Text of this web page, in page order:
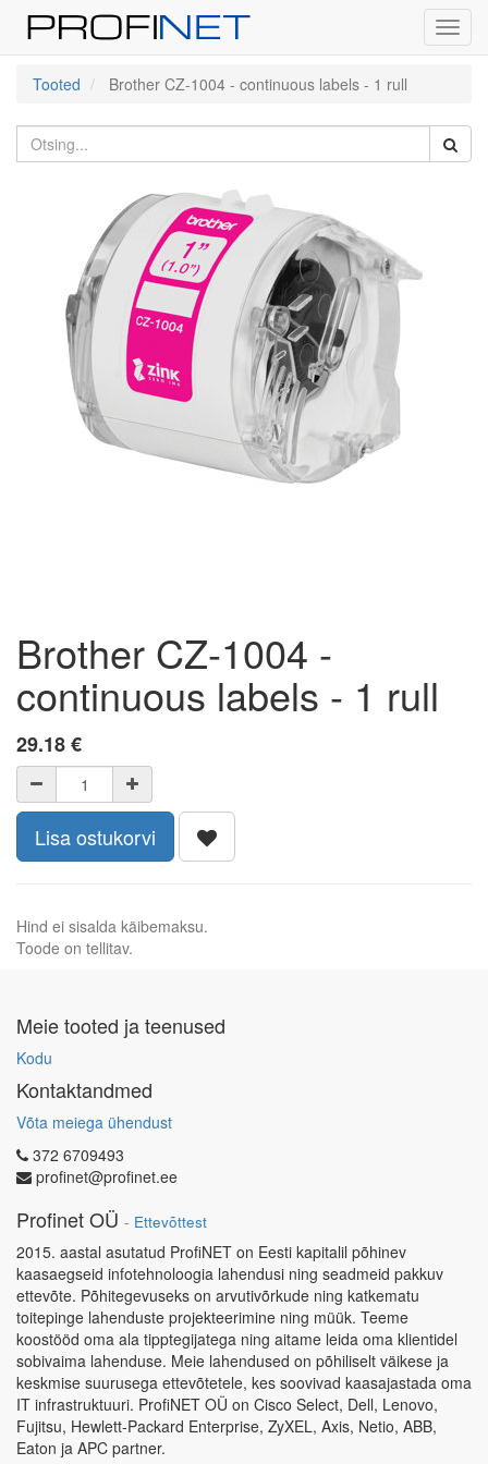
Tooted
Brother CZ-1004 - continuous labels - 1 rull
Brother CZ-1004 -
continuous labels - 1 rull
29.18€
Lisa ostukorvi
Hind ei sisalda käibemaksu.
Toode on tellitav.
Meie tooted ja teenused
Kodu
Kontaktandmed
Võta meiega ühendust
372 6709493
profinet@profinet.ee
Profinet OÜ - Ettevõttest
2015. aastal asutatud ProfiNET on Eesti kapitalil põhinev
kaasaegseid infotehnoloogia lahendusi ning seadmeid pakkuv
ettevõte. Põhitegevuseks on arvutivõrkude ning katkematu
toitepinge lahenduste projekteerimine ning müük. Teeme
koostööd oma ala tipptegijatega ning aitame leida oma klientidel
sobivaima lahenduse. Meie lahendused on põhiliselt väikese ja
keskmise suurusega ettevõtetele, kes soovivad kaasajastada oma
IT infrastruktuuri. ProfiNET OÜ on Cisco Select, Dell, Lenovo,
Fujitsu, Hewlett-Packard Enterprise, ZyXEL, Axis, Netio, ABB,
Eaton ja APC partner.